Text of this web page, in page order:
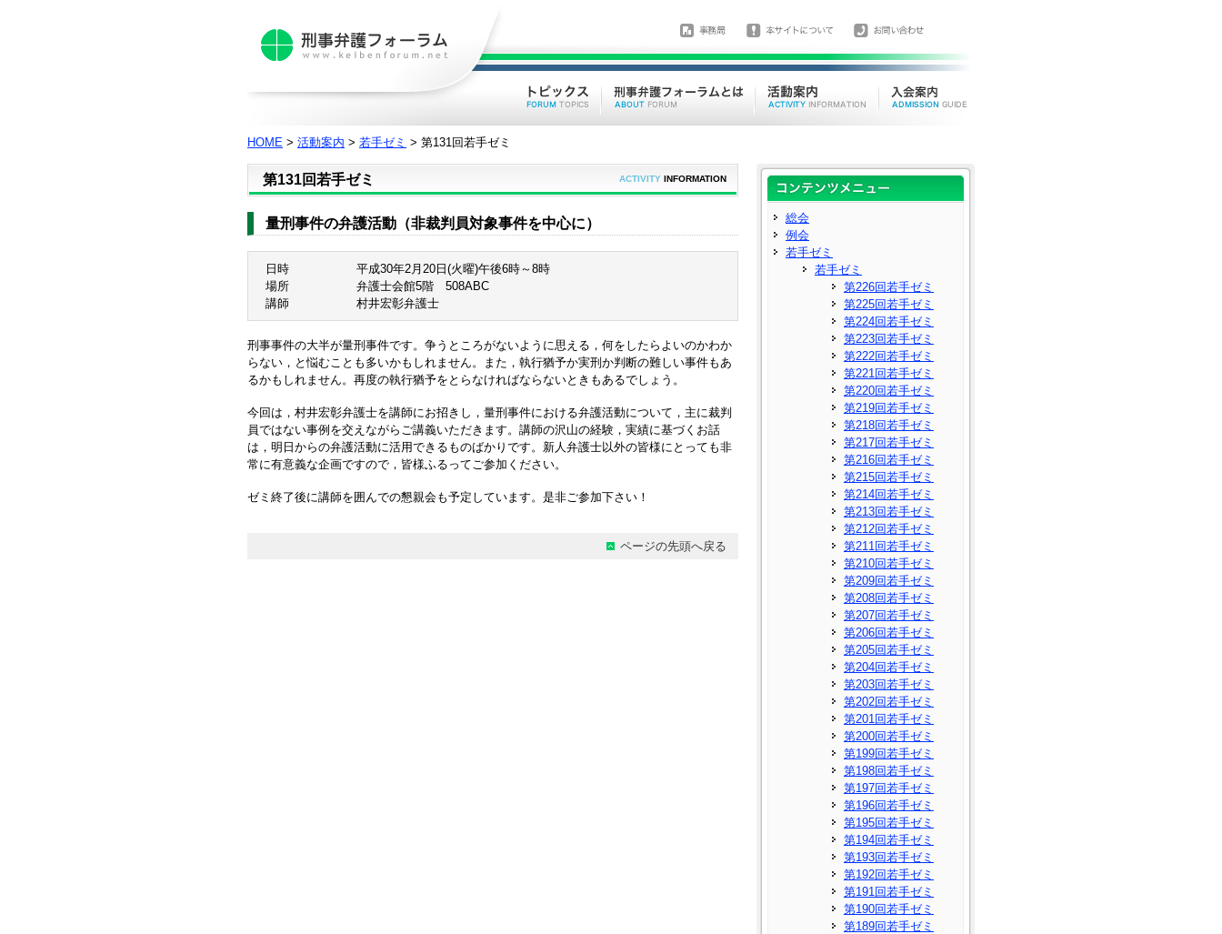
HOME > 活動案内 > 若手ゼミ > 第131回若手ゼミ
第131回若手ゼミ ACTIVITY INFORMATION
量刑事件の弁護活動（非裁判員対象事件を中心に）
日時
平成30年2月20日(火曜)午後6時～8時
場所
弁護士会館5階 508ABC
講師
村井宏彰弁護士
刑事事件の大半が量刑事件です。争うところがないように思える，何をしたらよいのかわか
らない，と悩むことも多いかもしれません。また，執行猶予か実刑か判断の難しい事件もあ
るかもしれません。再度の執行猶予をとらなければならないときもあるでしょう。
今回は，村井宏彰弁護士を講師にお招きし，量刑事件における弁護活動について，主に裁判
員ではない事例を交えながらご講義いただきます。講師の沢山の経験，実績に基づくお話
は，明日からの弁護活動に活用できるものばかりです。新人弁護士以外の皆様にとっても非
常に有意義な企画ですので，皆様ふるってご参加ください。
ゼミ終了後に講師を囲んでの懇親会も予定しています。是非ご参加下さい！
ページの先頭へ戻る
総会
例会
若手ゼミ
若手ゼミ
第226回若手ゼミ
第225回若手ゼミ
第224回若手ゼミ
第223回若手ゼミ
第222回若手ゼミ
第221回若手ゼミ
第220回若手ゼミ
第219回若手ゼミ
第218回若手ゼミ
第217回若手ゼミ
第216回若手ゼミ
第215回若手ゼミ
第214回若手ゼミ
第213回若手ゼミ
第212回若手ゼミ
第211回若手ゼミ
第210回若手ゼミ
第209回若手ゼミ
第208回若手ゼミ
第207回若手ゼミ
第206回若手ゼミ
第205回若手ゼミ
第204回若手ゼミ
第203回若手ゼミ
第202回若手ゼミ
第201回若手ゼミ
第200回若手ゼミ
第199回若手ゼミ
第198回若手ゼミ
第197回若手ゼミ
第196回若手ゼミ
第195回若手ゼミ
第194回若手ゼミ
第193回若手ゼミ
第192回若手ゼミ
第191回若手ゼミ
第190回若手ゼミ
第189回若手ゼミ